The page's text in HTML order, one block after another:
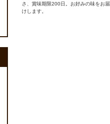
さ、賞味期限200日。お好みの味をお届
けします。